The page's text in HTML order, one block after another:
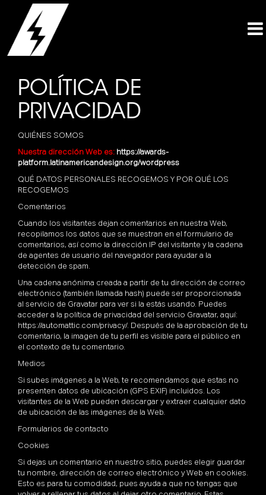
POLÍTICA DE
PRIVACIDAD
QUIÉNES SOMOS
Nuestra dirección Web es: https://awards-
platform.latinamericandesign.org/wordpress
QUÉ DATOS PERSONALES RECOGEMOS Y POR QUÉ LOS
RECOGEMOS
Comentarios
Cuando los visitantes dejan comentarios en nuestra Web,
recopilamos los datos que se muestran en el formulario de
comentarios, así como la dirección IP del visitante y la cadena
de agentes de usuario del navegador para ayudar a la
detección de spam.
Una cadena anónima creada a partir de tu dirección de correo
electrónico (también llamada hash) puede ser proporcionada
al servicio de Gravatar para ver si la estás usando. Puedes
acceder a la política de privacidad del servicio Gravatar, aquí:
https://automattic.com/privacy/. Después de la aprobación de tu
comentario, la imagen de tu perfil es visible para el público en
el contexto de tu comentario.
Medios
Si subes imágenes a la Web, te recomendamos que estas no
presenten datos de ubicación (GPS EXIF) incluidos. Los
visitantes de la Web pueden descargar y extraer cualquier dato
de ubicación de las imágenes de la Web.
Formularios de contacto
Cookies
Si dejas un comentario en nuestro sitio, puedes elegir guardar
tu nombre, dirección de correo electrónico y Web en cookies.
Esto es para tu comodidad, pues ayuda a que no tengas que